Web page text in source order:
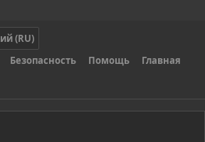
(RU)
Безопасность Помощь Главная